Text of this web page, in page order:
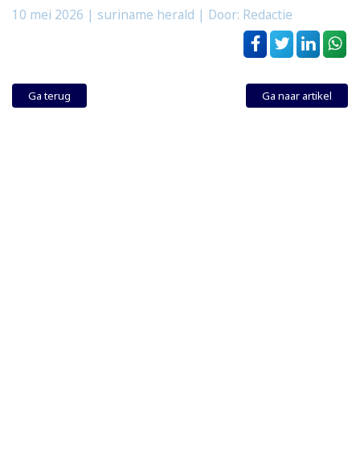
10 mei 2026 | suriname herald | Door: Redactie
Ga terug Ga naar artikel